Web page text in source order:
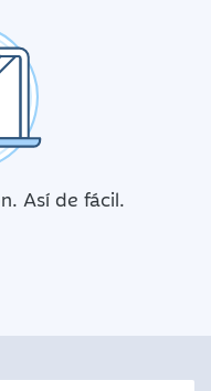
Así de fácil.